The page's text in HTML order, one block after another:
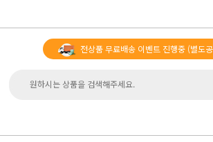
전상품 무료배송 이벤트 진행중 (별도